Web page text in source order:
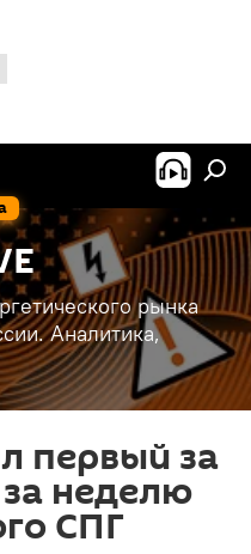
рынка
Аналитика,
первый за
неделю
СПГ